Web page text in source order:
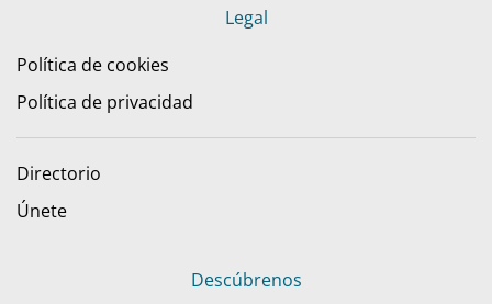
Legal
Política de cookies
Política de privacidad
Directorio
Únete
Descúbrenos